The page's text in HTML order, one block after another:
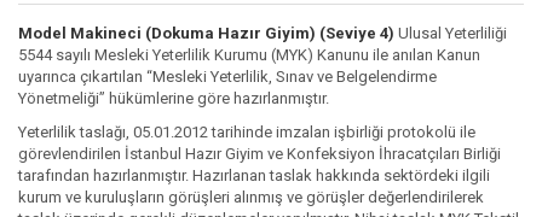
yınlandı
9 Mart 2018 / Metal Sektöründe Belirlenen Yeni Yeterlilikler
9 Ekim 2018 /
Europass Merkezleri Ağı 2018 Yılı Toplantısı Mesleki Yeterlilik K
Model Makineci (Dokuma Hazır Giyim) (Seviye 4) Ulusal Yeterliliği
5544 sayılı Mesleki Yeterlilik Kurumu (MYK) Kanunu ile anılan Kanun
uyarınca çıkartılan “Mesleki Yeterlilik, Sınav ve Belgelendirme
Yönetmeliği” hükümlerine göre hazırlanmıştır.
Yeterlilik taslağı, 05.01.2012 tarihinde imzalan işbirliği protokolü ile
görevlendirilen İstanbul Hazır Giyim ve Konfeksiyon İhracatçıları Birliği
tarafından hazırlanmıştır. Hazırlanan taslak hakkında sektördeki ilgili
kurum ve kuruluşların görüşleri alınmış ve görüşler değerlendirilerek